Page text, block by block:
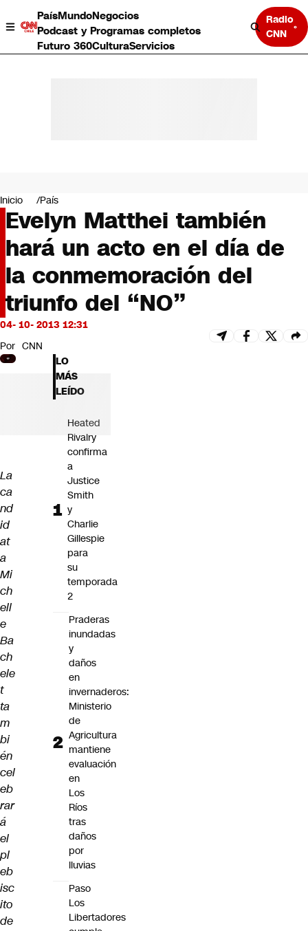
PaísMundoNegocios
Podcast y Programas completos
Futuro 360CulturaServicios
Radio
CNN
Negocios
Deportes
Programas completos
Cultura
Servicios
Bits
CNN tiempo
Futuro 360
Inicio País
Evelyn Matthei también
hará un acto en el día de
la conmemoración del
triunfo del “NO”
04- 10- 2013 12:31
Por CNN
La
ca
nd
id
at
a
Mi
ch
ell
e
Ba
ch
ele
t
ta
m
bi
én
cel
eb
rar
á
el
pl
eb
isc
ito
de
LO
MÁS
LEÍDO
Heated
Rivalry
confirma
a
Justice
Smith
y
Charlie
Gillespie
para
su
temporada
2
Praderas
inundadas
y
daños
en
invernaderos:
Ministerio
de
Agricultura
mantiene
evaluación
en
Los
Ríos
tras
daños
por
lluvias
Paso
Los
Libertadores